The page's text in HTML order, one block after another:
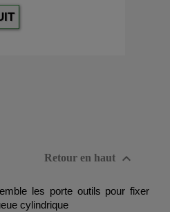
Retour en haut 
les porte outils pour fixer
cylindrique